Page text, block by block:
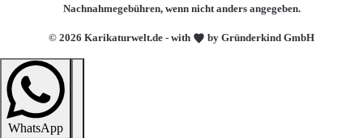
© 2026 Karikaturwelt.de - with by Gründerkind GmbH
Nachnahmegebühren, wenn nicht anders angegeben.
WhatsApp